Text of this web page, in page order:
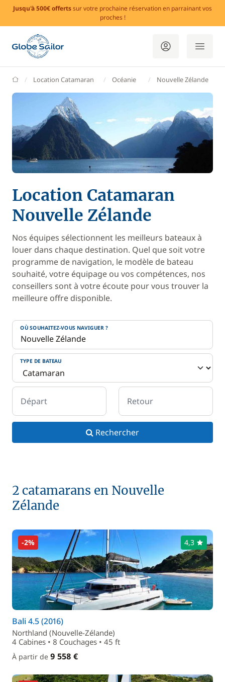
Jusqu'à 500€ offertssur votre prochaine réservation en parrainant vos
proches !
GlobeSailor
Location Catamaran Océanie Nouvelle Zélande
Location Catamaran
Nouvelle Zélande
Nos équipes sélectionnent les meilleurs bateaux à
louer dans chaque destination. Quel que soit votre
programme de navigation, le modèle de bateau
souhaité, votre équipage ou vos compétences, nos
conseillers sont à votre écoute pour vous trouver la
meilleure offre disponible.
OÙ SOUHAITEZ-VOUS NAVIGUER ?
TYPE DE BATEAU
Départ Retour
Rechercher
2 catamarans en Nouvelle
Zélande
-2% 4,3
Bali 4.5 (2016)
Northland (Nouvelle-Zélande)
4 Cabines • 8 Couchages • 45 ft
À partir de 9 558 €